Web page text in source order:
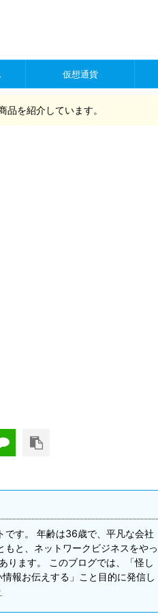
仮想通貨
を紹介しています。
です。 年齢は36歳で、平凡な会社
と、ネットワークビジネスをやっ
ります。 このブログでは、「怪し
報お伝えする」こと目的に発信し